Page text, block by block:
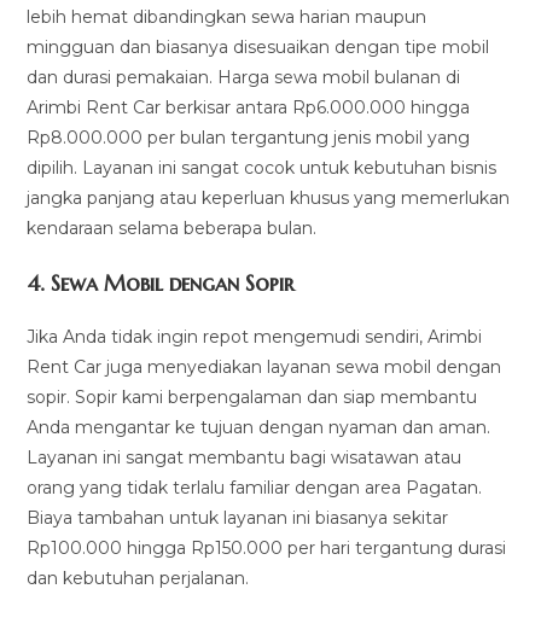
lebih hemat dibandingkan sewa harian maupun
mingguan dan biasanya disesuaikan dengan tipe mobil
dan durasi pemakaian. Harga sewa mobil bulanan di
Arimbi Rent Car berkisar antara Rp6.000.000 hingga
Rp8.000.000 per bulan tergantung jenis mobil yang
dipilih. Layanan ini sangat cocok untuk kebutuhan bisnis
jangka panjang atau keperluan khusus yang memerlukan
kendaraan selama beberapa bulan.
4.Sewa Mobil dengan Sopir
Jika Anda tidak ingin repot mengemudi sendiri, Arimbi
Rent Car juga menyediakan layanan sewa mobil dengan
sopir. Sopir kami berpengalaman dan siap membantu
Anda mengantar ke tujuan dengan nyaman dan aman.
Layanan ini sangat membantu bagi wisatawan atau
orang yang tidak terlalu familiar dengan area Pagatan.
Biaya tambahan untuk layanan ini biasanya sekitar
Rp100.000 hingga Rp150.000 per hari tergantung durasi
dan kebutuhan perjalanan.